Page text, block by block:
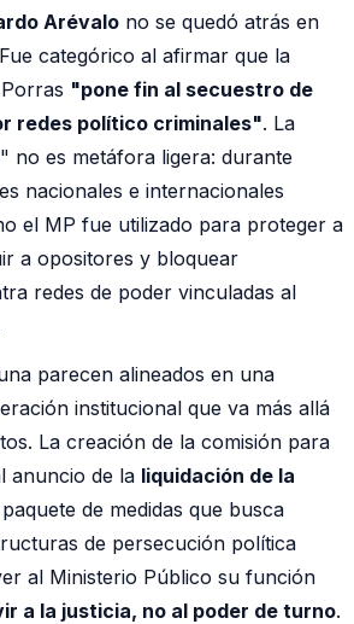
Arévalo no se quedó atrás en
categórico al afirmar que la
"pone fin al secuestro de
redes político criminales". La
no es metáfora ligera: durante
nacionales e internacionales
el MP fue utilizado para proteger a
a opositores y bloquear
redes de poder vinculadas al
parecen alineados en una
institucional que va más allá
La creación de la comisión para
anuncio de la liquidación de la
de medidas que busca
de persecución política
al Ministerio Público su función
a la justicia, no al poder de turno.